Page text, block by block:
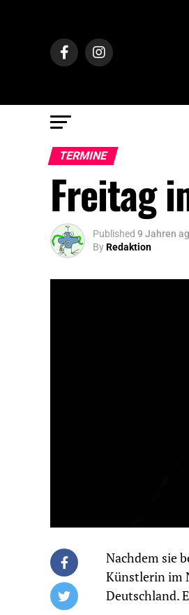
TERMINE
Freitag
Published 9 Jahren
ByRedaktion
Nachdem sie
Künstlerin im
Deutschland.